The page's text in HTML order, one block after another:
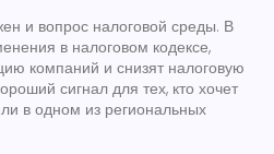
и вопрос налоговой среды. В
в налоговом кодексе,
компаний и снизят налоговую
сигнал для тех, кто хочет
в одном из региональных